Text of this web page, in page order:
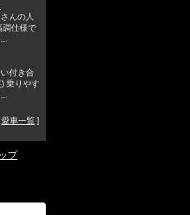
んの人
仕様で
付き合
乗りやす
愛車一覧 ]
プ